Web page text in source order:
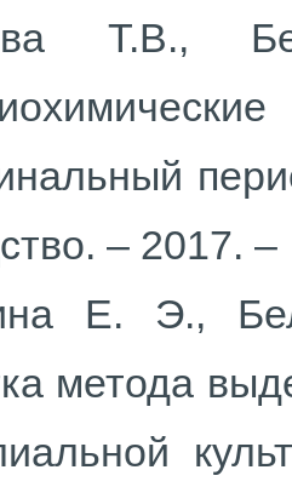
Т.В.,
– 2017.
Е. Э.,
метода